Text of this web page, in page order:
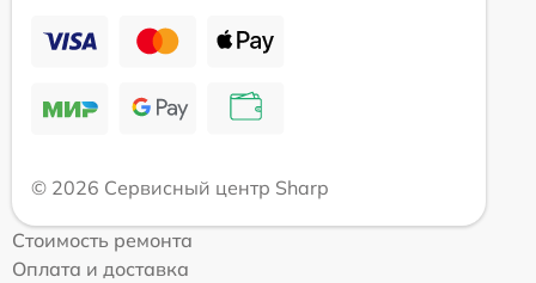
© 2026 Сервисный центр Sharp
Стоимость ремонта
Оплата и доставка